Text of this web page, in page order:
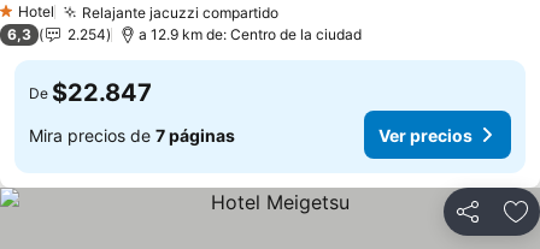
1 Estrellas
Hotel Relajante jacuzzi compartido
6,3 2.254 a 12.9 km de: Centro de la ciudad
De $22.847
Mira precios de 7 páginas Ver precios
Compartir